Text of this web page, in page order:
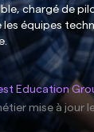
chargé de
les équipes
Education
mise à jour